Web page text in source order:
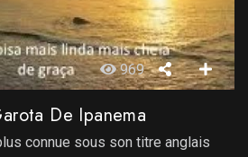
969
De Ipanema
connue sous son titre anglais